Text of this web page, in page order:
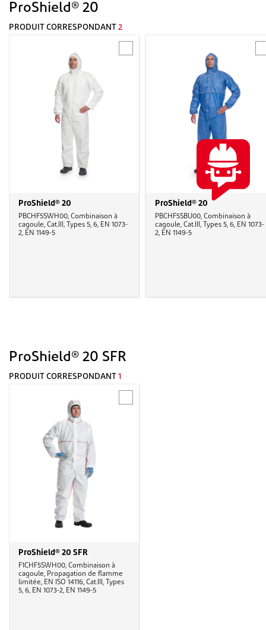
ProShield® 20
PRODUIT CORRESPONDANT 2
ProShield® 20
PBCHF5SWH00, Combinaison à
cagoule, Cat.III, Types 5, 6, EN 1073-
2, EN 1149-5
ProShield® 20
PBCHF5SBU00, Combinaison à
cagoule, Cat.III, Types 5, 6, EN 1073-
2, EN 1149-5
ProShield® 20 SFR
PRODUIT CORRESPONDANT 1
ProShield® 20 SFR
F1CHF5SWH00, Combinaison à
cagoule, Propagation de flamme
limitée, EN ISO 14116, Cat.III, Types
5, 6, EN 1073-2, EN 1149-5